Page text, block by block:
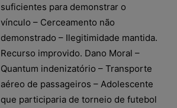
suficientes para demonstrar o
vínculo – Cerceamento não
demonstrado – Ilegitimidade mantida.
Recurso improvido. Dano Moral –
Quantum indenizatório – Transporte
aéreo de passageiros – Adolescente
que participaria de torneio de futebol